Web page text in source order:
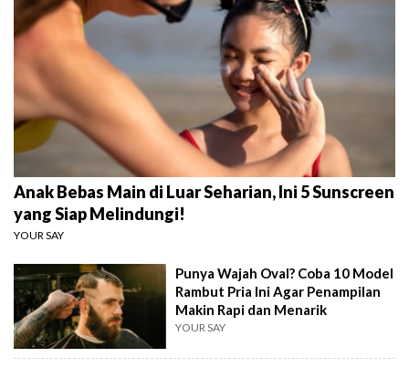
Anak Bebas Main di Luar Seharian, Ini 5 Sunscreen
yang Siap Melindungi!
YOUR SAY
Punya Wajah Oval? Coba 10 Model
Rambut Pria Ini Agar Penampilan
Makin Rapi dan Menarik
YOUR SAY